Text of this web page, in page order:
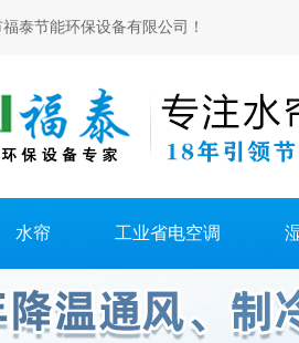
泰节能环保设备有限公司！
水帘 工业省电空调